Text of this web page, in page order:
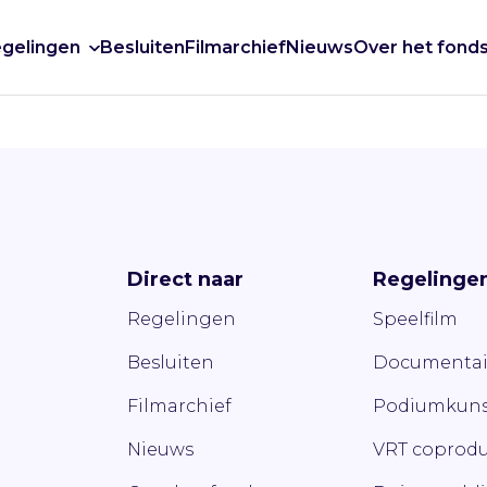
BesluitenFilmarchiefNieuwsOver het
Direct naar
Regelingen
Besluiten
Filmarchief
Nieuws
Speelfilm
VRT